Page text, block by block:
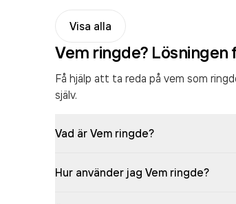
Visa alla
Vem ringde?
Få hjälp att ta reda på vem som
själv.
Vad är Vem ringde?
Hur använder jag Vem ringde?